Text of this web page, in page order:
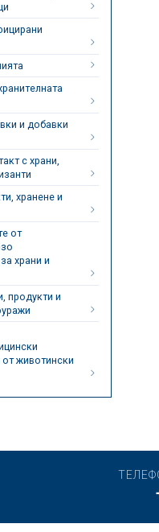
и добавки
с храни,
хранене и
от
храни и
продукти и
от животински